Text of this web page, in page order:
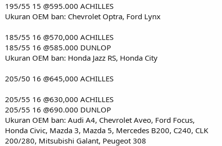
195/55 15 @595.000 ACHILLES
Ukuran OEM ban: Chevrolet Optra, Ford Lynx
185/55 16 @570,000 ACHILLES
185/55 16 @585.000 DUNLOP
Ukuran OEM ban: Honda Jazz RS, Honda City
205/50 16 @645,000 ACHILLES
205/55 16 @630,000 ACHILLES
205/55 16 @690.000 DUNLOP
Ukuran OEM ban: Audi A4, Chevrolet Aveo, Ford Focus,
Honda Civic, Mazda 3, Mazda 5, Mercedes B200, C240, CLK
200/280, Mitsubishi Galant, Peugeot 308